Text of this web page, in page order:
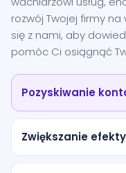
rozwój Twojej firmy na
się z nami, aby
pomóc Ci osiągnąć
Pozyskiwanie
Zwiększanie